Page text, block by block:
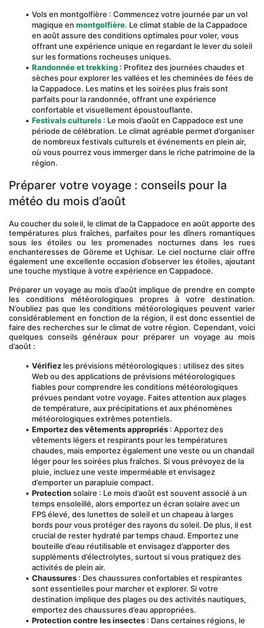
Vols en montgolfière : Commencez votre journée par un vol
magique en montgolfière. Le climat stable de la Cappadoce
en août assure des conditions optimales pour voler, vous
offrant une expérience unique en regardant le lever du soleil
sur les formations rocheuses uniques.
Randonnée et trekking : Profitez des journées chaudes et
sèches pour explorer les vallées et les cheminées de fées de
la Cappadoce. Les matins et les soirées plus frais sont
parfaits pour la randonnée, offrant une expérience
confortable et visuellement époustouflante.
Festivals culturels : Le mois d’août en Cappadoce est une
période de célébration. Le climat agréable permet d’organiser
de nombreux festivals culturels et événements en plein air,
où vous pourrez vous immerger dans le riche patrimoine de la
région.
Préparer votre voyage : conseils pour la
météo du mois d’août
Au coucher du soleil, le climat de la Cappadoce en août apporte des
températures plus fraîches, parfaites pour les dîners romantiques
sous les étoiles ou les promenades nocturnes dans les rues
enchanteresses de Göreme et Uçhisar. Le ciel nocturne clair offre
également une excellente occasion d’observer les étoiles, ajoutant
une touche mystique à votre expérience en Cappadoce.
Préparer un voyage au mois d’août implique de prendre en compte
les conditions météorologiques propres à votre destination.
N’oubliez pas que les conditions météorologiques peuvent varier
considérablement en fonction de la région, il est donc essentiel de
faire des recherches sur le climat de votre région. Cependant, voici
quelques conseils généraux pour préparer un voyage au mois
d’août :
Vérifiez les prévisions météorologiques : utilisez des sites
Web ou des applications de prévisions météorologiques
fiables pour comprendre les conditions météorologiques
prévues pendant votre voyage. Faites attention aux plages
de température, aux précipitations et aux phénomènes
météorologiques extrêmes potentiels.
Emportez des vêtements appropriés : Apportez des
vêtements légers et respirants pour les températures
chaudes, mais emportez également une veste ou un chandail
léger pour les soirées plus fraîches. Si vous prévoyez de la
pluie, incluez une veste imperméable et envisagez
d’emporter un parapluie compact.
Protection solaire : Le mois d’août est souvent associé à un
temps ensoleillé, alors emportez un écran solaire avec un
FPS élevé, des lunettes de soleil et un chapeau à larges
bords pour vous protéger des rayons du soleil. De plus, il est
crucial de rester hydraté par temps chaud. Emportez une
bouteille d’eau réutilisable et envisagez d’apporter des
suppléments d’électrolytes, surtout si vous pratiquez des
activités de plein air.
Chaussures : Des chaussures confortables et respirantes
sont essentielles pour marcher et explorer. Si votre
destination implique des plages ou des activités nautiques,
emportez des chaussures d’eau appropriées.
Protection contre les insectes : Dans certaines régions, le